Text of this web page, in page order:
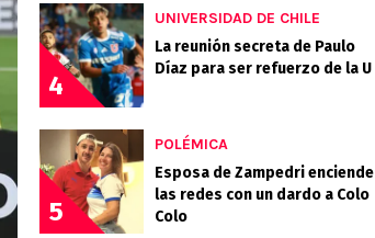
4
UNIVERSIDAD DE CHILE
La reunión secreta de Paulo
Díaz para ser refuerzo de la U
5
POLÉMICA
Esposa de Zampedri enciende
las redes con un dardo a Colo
Colo